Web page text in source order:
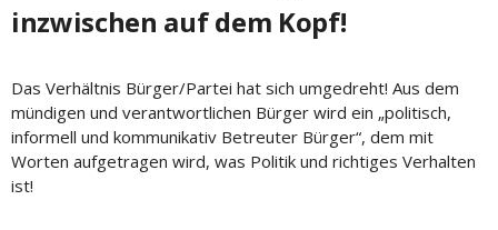
inzwischen auf dem Kopf!
Das Verhältnis Bürger/Partei hat sich umgedreht! Aus dem
mündigen und verantwortlichen Bürger wird ein „politisch,
informell und kommunikativ Betreuter Bürger“, dem mit
Worten aufgetragen wird, was Politik und richtiges Verhalten
ist!